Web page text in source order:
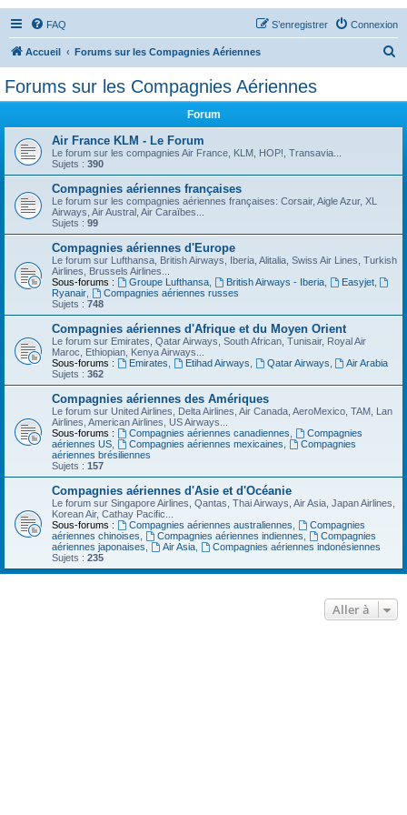
FAQ Connexion
S’enregistrer
Accueil Forums sur les Compagnies Aériennes
Forums sur les Compagnies Aériennes
Forum
Air France KLM - Le Forum
Le forum sur les compagnies Air France, KLM, HOP!, Transavia...
Sujets : 390
Compagnies aériennes françaises
Le forum sur les compagnies aériennes françaises: Corsair, Aigle Azur, XL
Airways, Air Austral, Air Caraïbes...
Sujets : 99
Compagnies aériennes d'Europe
Le forum sur Lufthansa, British Airways, Iberia, Alitalia, Swiss Air Lines, Turkish
Airlines, Brussels Airlines...
Sous-forums :
Groupe Lufthansa, British Airways - Iberia, Easyjet,
Ryanair
Compagnies aériennes russes
Sujets : 748
Compagnies aériennes d'Afrique et du Moyen Orient
Le forum sur Emirates, Qatar Airways, South African, Tunisair, Royal Air
Maroc, Ethiopian, Kenya Airways...
Sous-forums :
Emirates Etihad Airways Qatar Airways
Air Arabia
Sujets : 362
Compagnies aériennes des Amériques
Le forum sur United Airlines, Delta Airlines, Air Canada, AeroMexico, TAM, Lan
Airlines, American Airlines, US Airways...
Sous-forums :
Compagnies aériennes canadiennes
Compagnies
aériennes US
Compagnies aériennes mexicaines
Compagnies
aériennes brésiliennes
Sujets : 157
Compagnies aériennes d'Asie et d'Océanie
Le forum sur Singapore Airlines, Qantas, Thai Airways, Air Asia, Japan Airlines,
Korean Air, Cathay Pacific...
Sous-forums :
Compagnies aériennes australiennes
Compagnies
aériennes chinoises
Compagnies aériennes indiennes
Compagnies
aériennes japonaises
Air Asia,
Compagnies aériennes indonésiennes
Sujets : 235
Aller à